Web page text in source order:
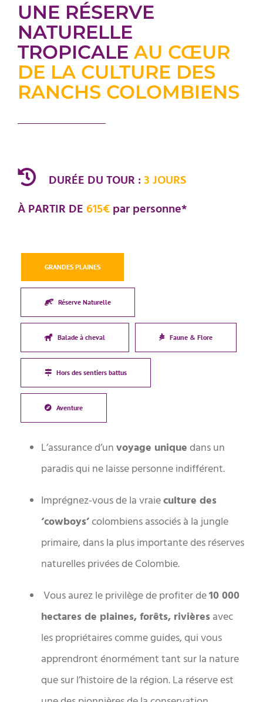
UNE RÉSERVE
NATURELLE
TROPICALE AU CŒUR
DE LA CULTURE DES
RANCHS COLOMBIENS
DURÉE DU TOUR :3 JOURS
À PARTIR DE615€par personne*
GRANDES PLAINES
Réserve Naturelle
Balade à cheval Faune & Flore
Hors des sentiers battus
Aventure
L’assurance d’un voyage unique dans un
paradis qui ne laisse personne indifférent.
Imprégnez-vous de la vraieculture des
‘cowboys’colombiens associés à la jungle
primaire, dans la plus importante des réserves
naturelles privées de Colombie.
Vous aurez le privilège de profiter de10 000
hectares de plaines, forêts, rivières avec
les propriétaires comme guides, qui vous
apprendront énormément tant sur la nature
que sur l’histoire de la région. La réserve est